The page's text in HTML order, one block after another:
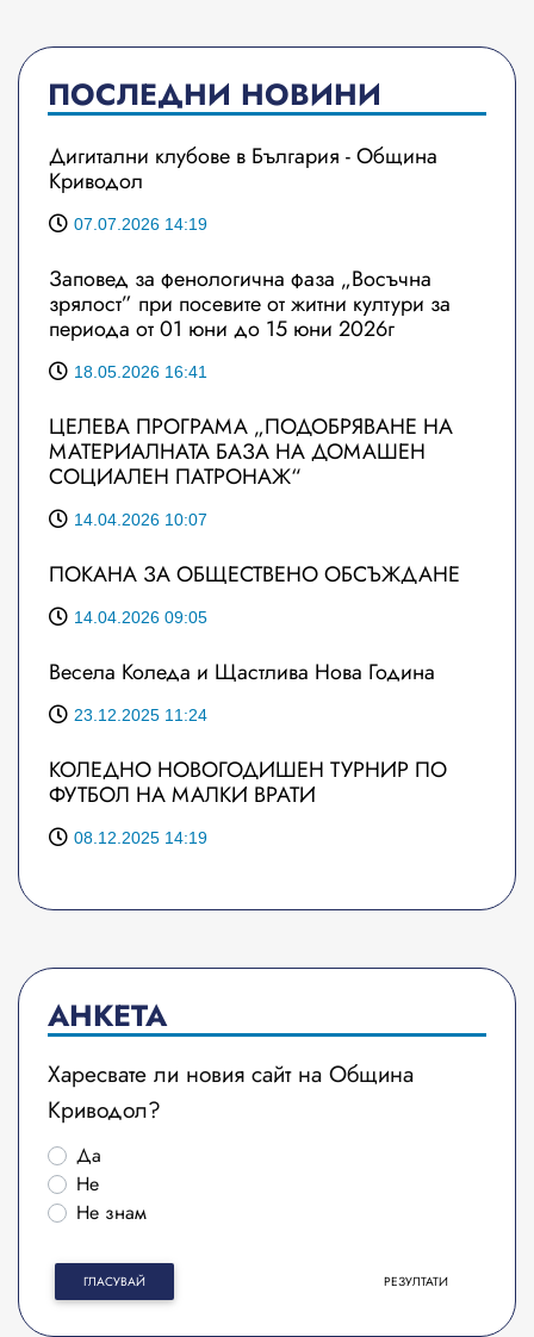
ПОСЛЕДНИ НОВИНИ
Дигитални клубове в България - Община
Криводол
07.07.2026 14:19
Заповед за фенологична фаза „Восъчна
зрялост” при посевите от житни култури за
периода от 01 юни до 15 юни 2026г
18.05.2026 16:41
ЦЕЛЕВА ПРОГРАМА „ПОДОБРЯВАНЕ НА
МАТЕРИАЛНАТА БАЗА НА ДОМАШЕН
СОЦИАЛЕН ПАТРОНАЖ“
14.04.2026 10:07
ПОКАНА ЗА ОБЩЕСТВЕНО ОБСЪЖДАНЕ
14.04.2026 09:05
Весела Коледа и Щастлива Нова Година
23.12.2025 11:24
КОЛЕДНО НОВОГОДИШЕН ТУРНИР ПО
ФУТБОЛ НА МАЛКИ ВРАТИ
08.12.2025 14:19
АНКЕТА
Харесвате ли новия сайт на Община
Криводол?
Да
Не
Не знам
ГЛАСУВАЙ РЕЗУЛТАТИ